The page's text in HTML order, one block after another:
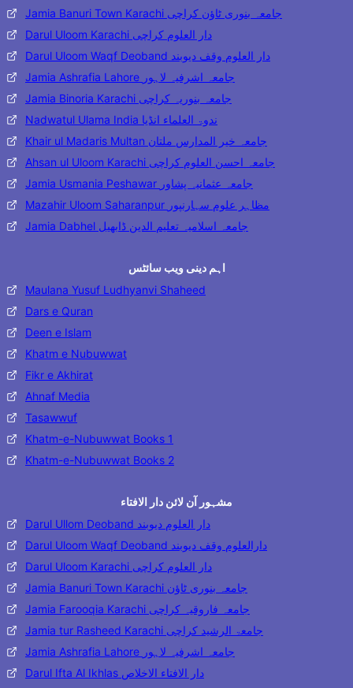
Jamia Banuri Town Karachi جامعہ بنوری ٹاؤن کراچی
Darul Uloom Karachi دار العلوم کراچی
Darul Uloom Waqf Deoband دار العلوم وقف دیوبند
Jamia Ashrafia Lahore جامعہ اشرفیہ لاہور
Jamia Binoria Karachi جامعہ بنوریہ کراچی
Nadwatul Ulama India ندوۃ العلماء انڈیا
Khair ul Madaris Multan جامعہ خیر المدارس ملتان
Ahsan ul Uloom Karachi جامعہ احسن العلوم کراچی
Jamia Usmania Peshawar جامعہ عثمانیہ پشاور
Mazahir Uloom Saharanpur مظاہر علوم سہارنپور
Jamia Dabhel جامعہ اسلامیہ تعلیم الدین ڈابھیل
اہم دینی ویب سائٹس
Maulana Yusuf Ludhyanvi Shaheed
Dars e Quran
Deen e Islam
Khatm e Nubuwwat
Fikr e Akhirat
Ahnaf Media
Tasawwuf
Khatm-e-Nubuwwat Books 1
Khatm-e-Nubuwwat Books 2
مشہور آن لائن دار الافتاء
Darul Ullom Deoband دار العلوم دیوبند
Darul Uloom Waqf Deoband دارالعلوم وقف دیوبند
Darul Uloom Karachi دار العلوم کراچی
Jamia Banuri Town Karachi جامعہ بنوری ٹاؤن
Jamia Farooqia Karachi جامعہ فاروقیہ کراچی
Jamia tur Rasheed Karachi جامعۃ الرشید کراچی
Jamia Ashrafia Lahore جامعہ اشرفیہ لاہور
Darul Ifta Al Ikhlas دار الافتاء الاخلاص